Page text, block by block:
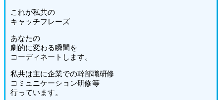
これが私共の
キャッチフレーズ
あなたの
劇的に変わる瞬間を
コーディネートします。
私共は主に企業での幹部職研修
コミュニケーション研修等
行っています。